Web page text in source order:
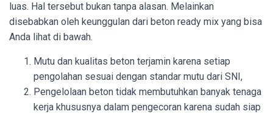
luas. Hal tersebut bukan tanpa alasan. Melainkan
disebabkan oleh keunggulan dari beton ready mix yang bisa
Anda lihat di bawah.
Mutu dan kualitas beton terjamin karena setiap
pengolahan sesuai dengan standar mutu dari SNI,
Pengelolaan beton tidak membutuhkan banyak tenaga
kerja khususnya dalam pengecoran karena sudah siap